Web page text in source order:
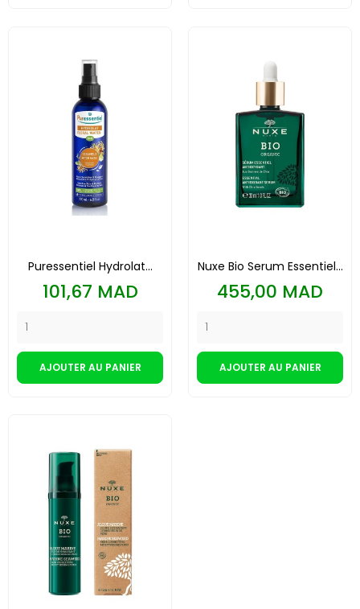
Puressentiel Hydrolat...
Prix
101,67 MAD
AJOUTER AU PANIER
Nuxe Bio Serum Essentiel...
Prix
455,00 MAD
AJOUTER AU PANIER